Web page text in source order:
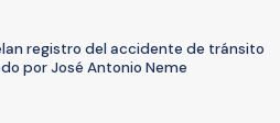
registro del accidente de tránsito
por José Antonio Neme